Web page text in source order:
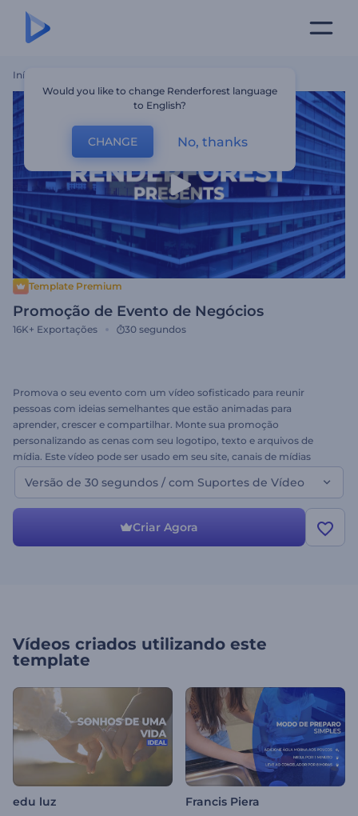
Início
Template Premium
Promoção de Evento de Negócios
16K+ Exportações 30 segundos
Promova o seu evento com um vídeo sofisticado para reunir
pessoas com ideias semelhantes que estão animadas para
aprender, crescer e compartilhar. Monte sua promoção
personalizando as cenas com seu logotipo, texto e arquivos de
mídia. Este vídeo pode ser usado em seu site, canais de mídias
sociais, convites por e-mail e muito mais. Experimente agora!
Versão de 30 segundos / com Suportes de Vídeo
Criar Agora
Vídeos criados utilizando este
template
edu luz Francis Piera
Would you like to change Renderforest language
to English?
CHANGE No, thanks